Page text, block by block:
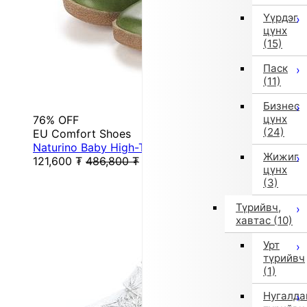
Үүрдэг
цүнх
(15)
Паск
(11)
Бизнес
цүнх
(24)
Жижиг
цүнх
(3)
Түрийвч,
хавтас (10)
Урт
түрийвч
(1)
76% OFF
EU Comfort Shoes
Naturino Baby High-Top Sneakers (Green)
121,600 ₮ 486,800 ₮